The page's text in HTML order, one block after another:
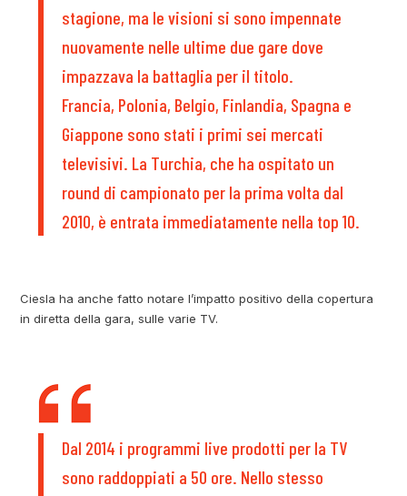
stagione, ma le visioni si sono impennate
nuovamente nelle ultime due gare dove
impazzava la battaglia per il titolo.
Francia, Polonia, Belgio, Finlandia, Spagna e
Giappone sono stati i primi sei mercati
televisivi. La Turchia, che ha ospitato un
round di campionato per la prima volta dal
2010, è entrata immediatamente nella top 10.
Ciesla ha anche fatto notare l’impatto positivo della copertura
in diretta della gara, sulle varie TV.
Dal 2014 i programmi live prodotti per la TV
sono raddoppiati a 50 ore. Nello stesso